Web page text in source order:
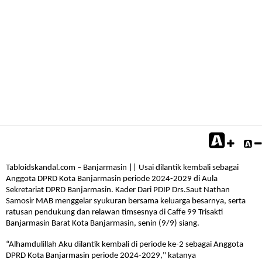
Tabloidskandal.com – Banjarmasin || Usai dilantik kembali sebagai
Anggota DPRD Kota Banjarmasin periode 2024-2029 di Aula
Sekretariat DPRD Banjarmasin. Kader Dari PDIP Drs.Saut Nathan
Samosir MAB menggelar syukuran bersama keluarga besarnya, serta
ratusan pendukung dan relawan timsesnya di Caffe 99 Trisakti
Banjarmasin Barat Kota Banjarmasin, senin (9/9) siang.
“Alhamdulillah Aku dilantik kembali di periode ke-2 sebagai Anggota
DPRD Kota Banjarmasin periode 2024-2029," katanya